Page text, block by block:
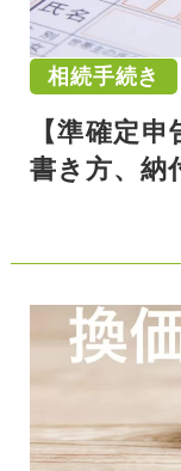
相続手続き
【準確定
書き方、納